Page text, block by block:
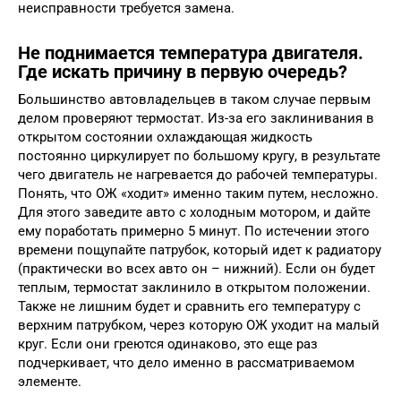
неисправности требуется замена.
Не поднимается температура двигателя.
Где искать причину в первую очередь?
Большинство автовладельцев в таком случае первым
делом проверяют термостат. Из-за его заклинивания в
открытом состоянии охлаждающая жидкость
постоянно циркулирует по большому кругу, в результате
чего двигатель не нагревается до рабочей температуры.
Понять, что ОЖ «ходит» именно таким путем, несложно.
Для этого заведите авто с холодным мотором, и дайте
ему поработать примерно 5 минут. По истечении этого
времени пощупайте патрубок, который идет к радиатору
(практически во всех авто он – нижний). Если он будет
теплым, термостат заклинило в открытом положении.
Также не лишним будет и сравнить его температуру с
верхним патрубком, через которую ОЖ уходит на малый
круг. Если они греются одинаково, это еще раз
подчеркивает, что дело именно в рассматриваемом
элементе.